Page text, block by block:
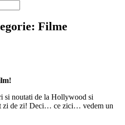
Filme
si noutati de la Hollywood si
zi de zi! Deci… ce zici… vedem un